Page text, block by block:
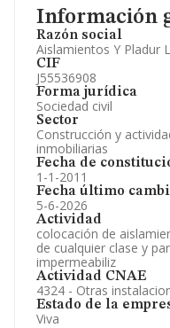
Información
Razón social
Aislamientos Y Pladur
CIF
J55536908
Forma jurídica
Sociedad civil
Sector
Construcción y
inmobiliarias
Fecha de
1-1-2011
Fecha último
5-6-2026
Actividad
colocación de
de cualquier clase y
impermeabiliz
Actividad CNAE
4324 - Otras
Estado de la
Viva
Información oficial